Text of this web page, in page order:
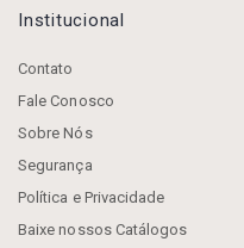
Institucional
Contato
Fale Conosco
Sobre Nós
Segurança
Política e Privacidade
Baixe nossos Catálogos